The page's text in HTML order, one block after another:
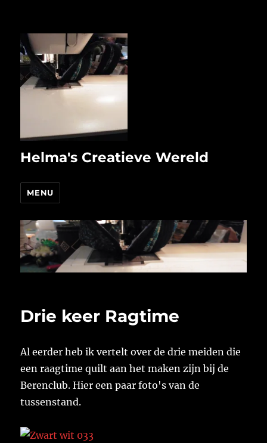
Helma's Creatieve Wereld
MENU
Drie keer Ragtime
Al eerder heb ik vertelt over de drie meiden die
een raagtime quilt aan het maken zijn bij de
Berenclub. Hier een paar foto's van de
tussenstand.